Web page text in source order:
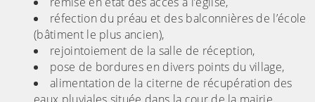
réfection du préau et des balconnières de l’école
(bâtiment le plus ancien),
rejointoiement de la salle de réception,
pose de bordures en divers points du village,
alimentation de la citerne de récupération des